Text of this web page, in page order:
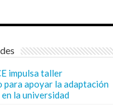
impulsa taller
para apoyar la adaptación
la universidad